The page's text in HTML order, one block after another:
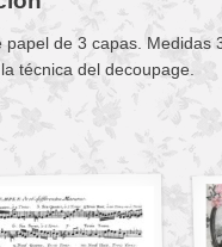
papel de 3 capas. Medidas
técnica del decoupage.